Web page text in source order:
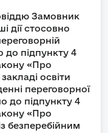
Замовник
дії стосовно
до підпункту 4
«Про
освіти
переговорної
до підпункту 4
«Про
безперебійним